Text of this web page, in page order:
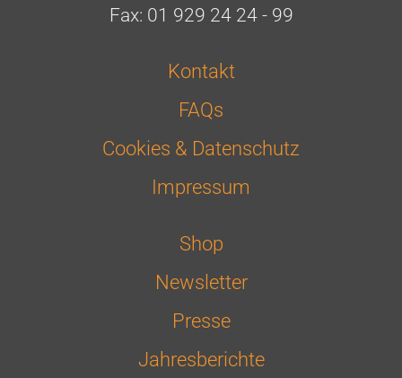
Fax: 01 929 24 24 - 99
Kontakt
FAQs
Cookies & Datenschutz
Impressum
Shop
Newsletter
Presse
Jahresberichte